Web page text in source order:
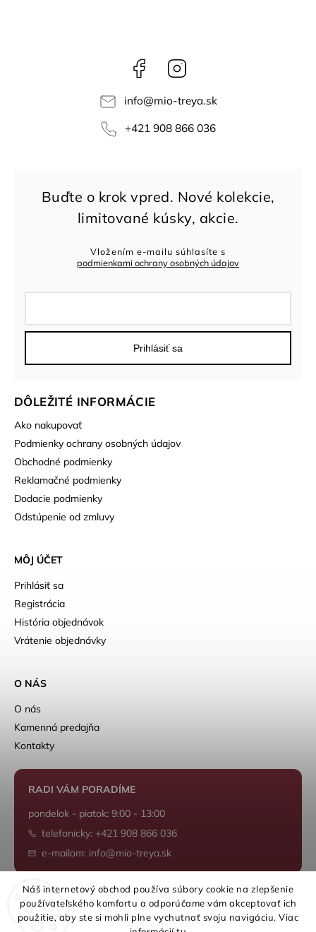
Náš internetový obchod používa súbory cookie na zlepšenie
používateľského komfortu a odporúčame vám akceptovať ich
použitie, aby ste si mohli plne vychutnať svoju navigáciu. Viac
Facebook
info@mio-treya.sk
+421 908 866 036
DÔLEŽITÉ INFORMÁCIE
Ako nakupovať
Podmienky ochrany osobných údajov
Obchodné podmienky
Reklamačné podmienky
Dodacie podmienky
Odstúpenie od zmluvy
MÔJ ÚČET
Prihlásiť sa
Registrácia
História objednávok
Vrátenie objednávky
Vložením e-mailu súhlasíte s
podmienkami ochrany osobných údajov
Prihlásiť sa
O NÁS
O nás
Kamenná predajňa
Kontakty
RADI VÁM PORADÍME
pondelok - piatok: 9:00 - 13:00
telefonicky: +421 908 866 036
e-mailom: info@mio-treya.sk
Shoptet.sk